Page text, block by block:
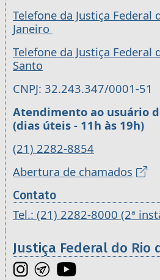
Telefone da Justiça Federal
Janeiro
Telefone da Justiça Federal
Santo
CNPJ: 32.243.347/0001-51
Atendimento ao usuário
(dias úteis - 11h às 19h)
(21) 2282-8854
Abertura de chamados
Contato
Tel.: (21) 2282-8000 (2ª
Justiça Federal do Rio